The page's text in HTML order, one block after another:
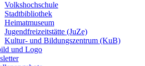
Volkshochschule
Stadtbibliothek
Heimatmuseum
Jugendfreizeitstätte (JuZe)
Kultur- und Bildungszentrum (KuB)
und Logo